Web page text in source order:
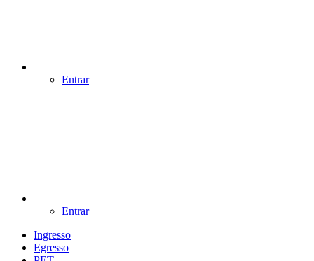
Entrar
Entrar
Ingresso
Egresso